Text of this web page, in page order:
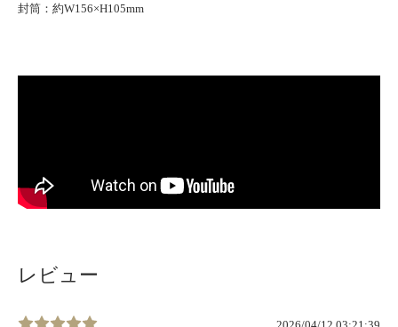
封筒：約W156×H105mm
レビュー